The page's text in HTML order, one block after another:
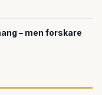
– men forskare